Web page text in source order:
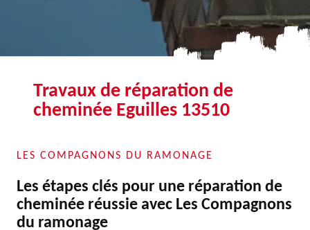
Travaux de réparation de
cheminée Eguilles 13510
LES COMPAGNONS DU RAMONAGE
Les étapes clés pour une réparation de
cheminée réussie avec Les Compagnons
du ramonage